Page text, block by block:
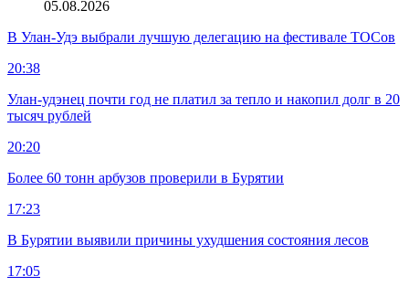
05.08.2026
В Улан-Удэ выбрали лучшую делегацию на фестивале ТОСов
20:38
Улан-удэнец почти год не платил за тепло и накопил долг в 20
тысяч рублей
20:20
Более 60 тонн арбузов проверили в Бурятии
17:23
В Бурятии выявили причины ухудшения состояния лесов
17:05